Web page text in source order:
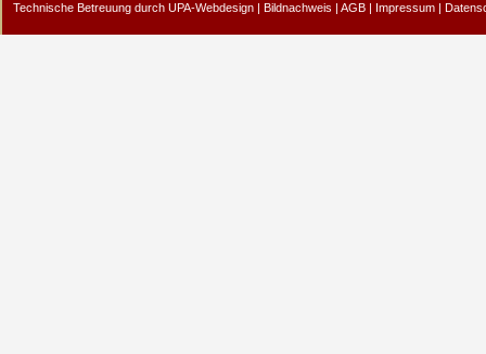
Technische Betreuung durch UPA-Webdesign | Bildnachweis | AGB | Impressum |